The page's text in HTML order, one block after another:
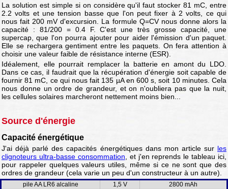
La solution est simple si on considère qu'il faut stocker 81 mC, entre
2.2 volts et une tension basse que l'on peut fixer à 2 volts, ce qui
nous fait 200 mV d'excursion. La formule Q=CV nous donne alors la
capacité : 81/200 = 0.4 F. C'est une très grosse capacité, une
supercap, que l'on pourra ajouter pour aider l'émission d'un paquet.
Elle se rechargera gentiment entre les paquets. On fera attention à
choisir une valeur faible de résistance interne (ESR).
Idéalement, elle pourrait remplacer la batterie en amont du LDO.
Dans ce cas, il faudrait que la récupération d'énergie soit capable de
fournir 81 mC, ce qui nous fait 135 µA en 600 s, soit 10 minutes. Cela
nous donne un ordre de grandeur, et on n'oubliera pas que la nuit,
les cellules solaires marcheront nettement moins bien...
Source d'énergie
Capacité énergétique
J'ai déjà parlé des capacités énergétiques dans mon article sur les
clignoteurs ultra-basse consommation , et j'en reprends le tableau ici,
pour rappeler quelques valeurs utiles, même si ce ne sont que des
ordres de grandeur (cela varie un peu d'un constructeur à un autre).
pile AA LR6 alcaline 1,5 V
2800 mAh